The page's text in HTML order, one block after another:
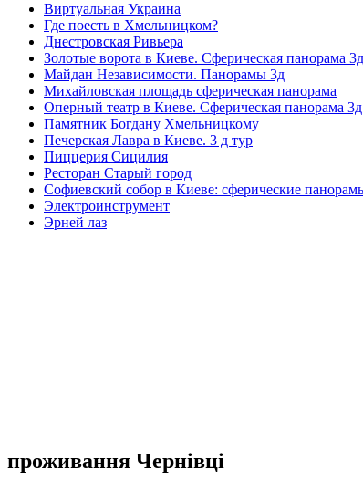
Виртуальная Украина
Где поесть в Хмельницком?
Днестровская Ривьера
Золотые ворота в Киеве. Сферическая панорама 3д
Майдан Независимости. Панорамы 3д
Михайловская площадь сферическая панорама
Оперный театр в Киеве. Сферическая панорама 3д
Памятник Богдану Хмельницкому
Печерская Лавра в Киеве. 3 д тур
Пиццерия Сицилия
Ресторан Старый город
Софиевский собор в Киеве: сферические
Электроинструмент
Эрней лаз
проживання Чернівці